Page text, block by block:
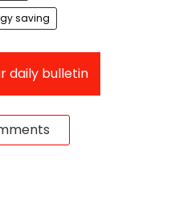
saving
daily bulletin